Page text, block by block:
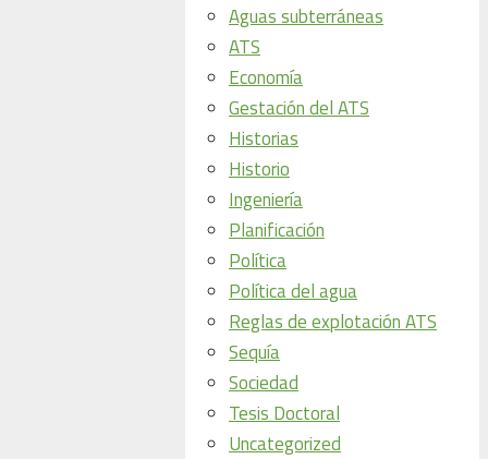
Aguas subterráneas
ATS
Economía
Gestación del ATS
Historias
Historio
Ingeniería
Planificación
Política
Política del agua
Reglas de explotación ATS
Sequía
Sociedad
Tesis Doctoral
Uncategorized